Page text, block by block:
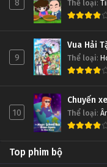
8 Thể loại:
9
Vua Hải
Thể loại:
10
Chuyến
Thể loại:
Top phim bộ